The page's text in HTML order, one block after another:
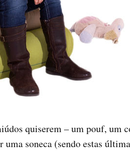
quiserem – um pouf, um
soneca (sendo estas